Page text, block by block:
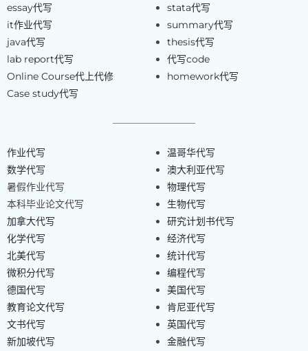
essay代写
it作业代写
java代写
lab report代写
Online Course代上代修
Case study代写
stata代写
summary代写
thesis代写
代写code
homework代写
作业代写
数学代写
暑假作业代写
本科毕业论文代写
加拿大代写
化学代写
北美代写
微积分代写
德国代写
教育论文代写
文书代写
新加坡代写
温哥华代写
澳大利亚代写
物理代写
生物代写
研究计划书代写
经济代写
统计代写
编程代写
美国代写
肯尼亚代写
英国代写
金融代写